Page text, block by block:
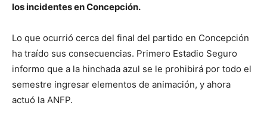
los incidentes en Concepción.
Lo que ocurrió cerca del final del partido en Concepción
ha traído sus consecuencias. Primero Estadio Seguro
informo que a la hinchada azul se le prohibirá por todo el
semestre ingresar elementos de animación, y ahora
actuó la ANFP.